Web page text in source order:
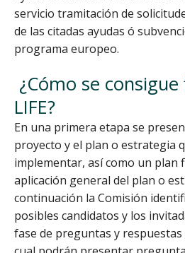
servicio tramitación de
de las citadas ayudas ó
programa europeo.
¿Cómo se
LIFE?
En una primera etapa se
proyecto y el plan o estrategia
implementar, así como un plan
aplicación general del plan o
continuación la Comisión
posibles candidatos y los
fase de preguntas y